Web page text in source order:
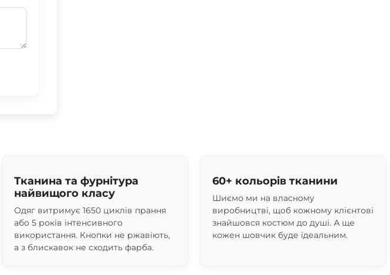
Тканина та фурнітура
найвищого класу
Одяг витримує 1650 циклів прання
або 5 років інтенсивного
використання. Кнопки не ржавіють,
а з блискавок не сходить фарба.
60+ кольорів тканини
Шиємо ми на власному
виробництві, щоб кожному клієнтові
знайшовся костюм до душі. А ще
кожен шовчик буде ідеальним.